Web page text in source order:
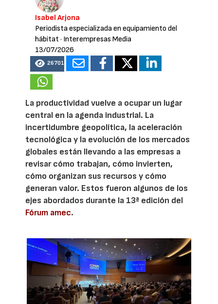
Isabel Arjona
Periodista especializada en equipamiento del
hábitat · Interempresas Media
13/07/2026
26701
La productividad vuelve a ocupar un lugar
central en la agenda industrial. La
incertidumbre geopolítica, la aceleración
tecnológica y la evolución de los mercados
globales están llevando a las empresas a
revisar cómo trabajan, cómo invierten,
cómo organizan sus recursos y cómo
generan valor. Estos fueron algunos de los
ejes abordados durante la 13ª edición del
Fórum amec.